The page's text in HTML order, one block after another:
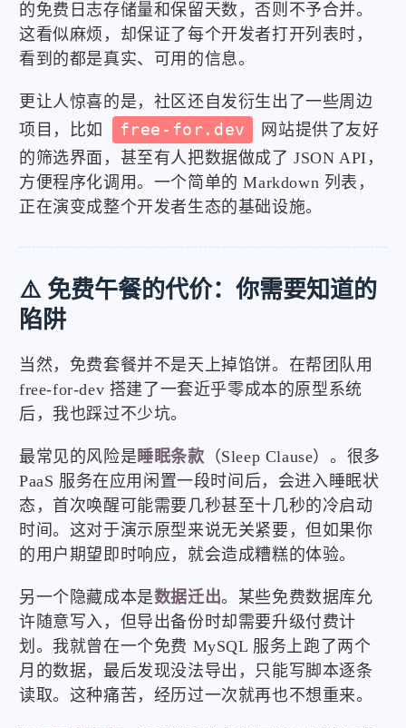
的免费日志存储量和保留天数，否则不予合并。
这看似麻烦，却保证了每个开发者打开列表时，
看到的都是真实、可用的信息。
更让人惊喜的是，社区还自发衍生出了一些周边
项目，比如
free-for.dev
网站提供了友好
的筛选界面，甚至有人把数据做成了 JSON API，
方便程序化调用。一个简单的 Markdown 列表，
正在演变成整个开发者生态的基础设施。
⚠️ 免费午餐的代价：你需要知道的
陷阱
当然，免费套餐并不是天上掉馅饼。在帮团队用
free-for-dev 搭建了一套近乎零成本的原型系统
后，我也踩过不少坑。
最常见的风险是 睡眠条款 （Sleep Clause）。很多
PaaS 服务在应用闲置一段时间后，会进入睡眠状
态，首次唤醒可能需要几秒甚至十几秒的冷启动
时间。这对于演示原型来说无关紧要，但如果你
的用户期望即时响应，就会造成糟糕的体验。
另一个隐藏成本是数据迁出。某些免费数据库允
许随意写入，但导出备份时却需要升级付费计
划。我就曾在一个免费 MySQL 服务上跑了两个
月的数据，最后发现没法导出，只能写脚本逐条
读取。这种痛苦，经历过一次就再也不想重来。